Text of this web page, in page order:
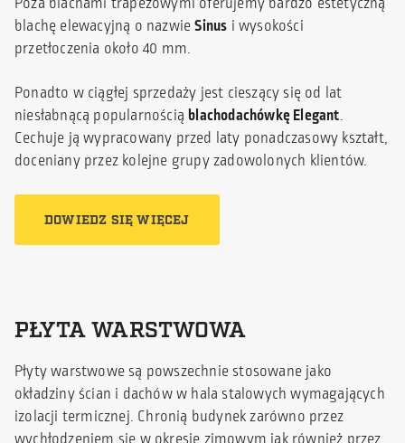
blachę elewacyjną o nazwieSinus i wysokości
przetłoczenia około 40 mm.
Ponadto w ciągłej sprzedaży jest cieszący się od lat
niesłabnącą popularnościąblachodachówkę Elegant.
Cechuje ją wypracowany przed laty ponadczasowy kształt,
doceniany przez kolejne grupy zadowolonych klientów.
DOWIEDZ SIĘ WIĘCEJ
PŁYTA WARSTWOWA
Płyty warstwowe są powszechnie stosowane jako
okładziny ścian i dachów w hala stalowych wymagających
izolacji termicznej. Chronią budynek zarówno przez